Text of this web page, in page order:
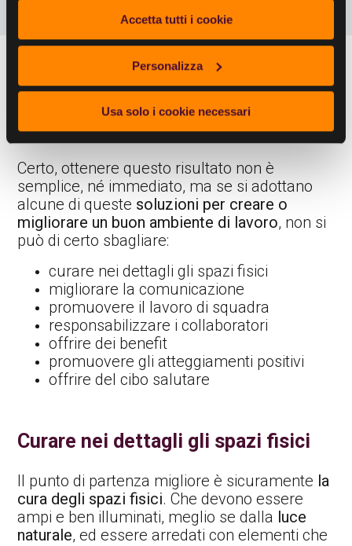
Accetta tutti i cookie
Personalizza
Usa solo i cookie necessari
Insomma, è indubbio che per un’azienda sia
fondamentale offrire ai collaboratori un
ambiente di lavoro sereno e accogliente, oltre
che sicuro.
Certo, ottenere questo risultato non è
semplice, né immediato, ma se si adottano
alcune di queste soluzioni per creare o
migliorare un buon ambiente di lavoro, non si
può di certo sbagliare:
curare nei dettagli gli spazi fisici
migliorare la comunicazione
promuovere il lavoro di squadra
responsabilizzare i collaboratori
offrire dei benefit
promuovere gli atteggiamenti positivi
offrire del cibo salutare
Curare nei dettagli gli spazi fisici
Il punto di partenza migliore è sicuramente la
cura degli spazi fisici. Che devono essere
ampi e ben illuminati, meglio se dalla luce
naturale, ed essere arredati con elementi che